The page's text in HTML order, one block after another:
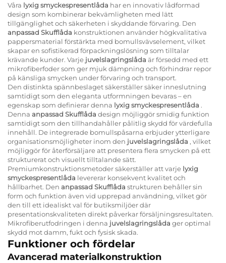
Våra lyxig smyckespresentlåda har en innovativ lådformad
design som kombinerar bekvämligheten med lätt
tillgänglighet och säkerheten i skyddande förvaring. Den
anpassad Skufflåda konstruktionen använder högkvalitativa
pappersmaterial förstärkta med bomullsvävselement, vilket
skapar en sofistikerad förpackningslösning som tilltalar
krävande kunder. Varje juvelslagringslåda är försedd med ett
mikrofiberfoder som ger mjuk dämpning och förhindrar repor
på känsliga smycken under förvaring och transport.
Den distinkta spännbeslaget säkerställer säker inneslutning
samtidigt som den eleganta utformningen bevaras – en
egenskap som definierar denna lyxig smyckespresentlåda .
Denna anpassad Skufflåda design möjliggör smidig funktion
samtidigt som den tillhandahåller pålitlig skydd för värdefulla
innehåll. De integrerade bomullspåsarna erbjuder ytterligare
organisationsmöjligheter inom den juvelslagringslåda , vilket
möjliggör för återförsäljare att presentera flera smycken på ett
strukturerat och visuellt tilltalande sätt.
Premiumkonstruktionsmetoder säkerställer att varje lyxig
smyckespresentlåda levererar konsekvent kvalitet och
hållbarhet. Den anpassad Skufflåda strukturen behåller sin
form och funktion även vid upprepad användning, vilket gör
den till ett idealiskt val för butiksmiljöer där
presentationskvaliteten direkt påverkar försäljningsresultaten.
Mikrofiberutfodringen i denna juvelslagringslåda ger optimal
skydd mot damm, fukt och fysisk skada.
Funktioner och fördelar
Avancerad materialkonstruktion